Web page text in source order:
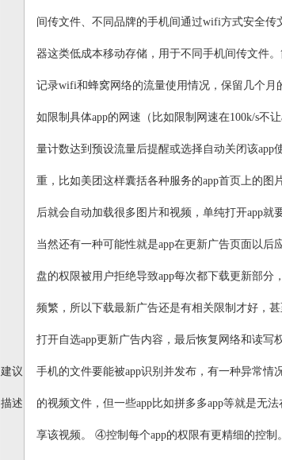
建议
描述
间传文件、不同品牌的手机间通过wifi方式安全
器这类低成本移动存储，用于不同手机间传文件
记录wifi和蜂窝网络的流量使用情况，保留几个
如限制具体app的网速（比如限制网速在100k/s不
量计数达到预设流量后提醒或选择自动关闭该app
重，比如美团这样囊括各种服务的app首页上的图
后就会自动加载很多图片和视频，单纯打开app就
当然还有一种可能性就是app在更新广告页面以
盘的权限被用户拒绝导致app每次都下载更新部分
频繁，所以下载最新广告还是有相关限制才好，
打开自选app更新广告内容，最后恢复网络和读
手机的文件要能被app识别并发布，有一种异常
的视频文件，但一些app比如拼多多app等就是无
享该视频。 ④控制每个app的权限有更精细的控